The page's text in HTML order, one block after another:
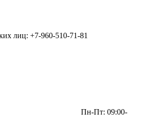
лиц: +7-960-510-71-81
Пн-Пт: 09:00-